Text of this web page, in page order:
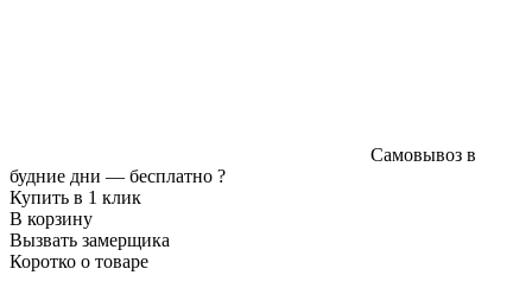
Самовывоз в
будние дни — бесплатно ?
Купить в 1 клик
В корзину
Вызвать замерщика
Коротко о товаре